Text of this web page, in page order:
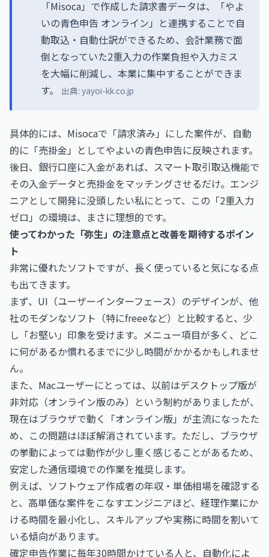
「Misoca」で作成した請求書データは、「やよ
いの青色申告 オンライン」と連携することで自
動取込・自動仕訳ができるため、会計業務で面
倒となっていた2重入力の作業負担や入力ミス
を大幅に削減し、本業に集中することができま
す。
出典: yayoi-kk.co.jp
具体的には、Misocaで「請求済み」にした案件が、自動
的に「売掛金」としてやよいの青色申告に反映されます。
後日、銀行口座に入金があれば、スマート取引取込機能で
その入金データと売掛金をマッチングさせるだけ。エンジ
ニアとして開発に没頭したい私にとって、この「2重入力
ゼロ」の環境は、まさに理想的です。
使ってわかった「弥生」の注意点と改善を期待するポイン
ト
非常に優れたソフトですが、長く使っていると気になる点
も出てきます。
まず、UI（ユーザーインターフェース）のデザインが、他
社のモダンなソフト（特にfreeeなど）と比較すると、少
し「お堅い」印象を受けます。メニュー項目が多く、どこ
に何があるか慣れるまでに少し時間がかかるかもしれませ
ん。
また、Macユーザーにとっては、以前はデスクトップ版が
非対応（オンライン版のみ）という制約がありましたが、
現在はブラウザで動く「オンライン版」が主流になったた
め、この問題はほぼ解消されています。ただし、ブラウザ
の挙動によっては動作が少し重く感じることがあるため、
安定した通信環境での作業を推奨します。
例えば、 ソフトウェア作成者の年収・単価相場を確認する
と、高単価な案件をこなすエンジニアほど、経理作業にか
ける時間を最小化し、スキルアップや実務に時間を割いて
いる傾向があります。
確定申告作業に毎年30時間かけている人と、自動化によ